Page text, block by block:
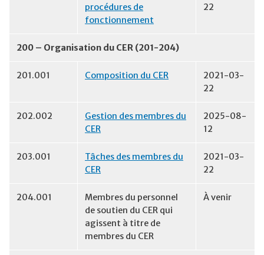
procédures de
fonctionnement
22
200 – Organisation du CER (201-204)
201.001 Composition du CER
2021-03-
22
202.002
Gestion des membres du
CER
2025-08-
12
203.001
Tâches des membres du
CER
2021-03-
22
204.001
Membres du personnel
de soutien du CER qui
agissent à titre de
membres du CER
À venir